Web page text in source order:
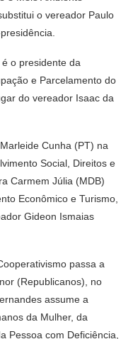
o vereador Paulo
o presidente da
e Parcelamento do
do vereador Isaac da
Cunha (PT) na
Social, Direitos e
Carmem Júlia (MDB)
Econômico e Turismo,
Gideon Ismaias
passa a
(Republicanos), no
assume a
da Mulher, da
Pessoa com Deficiência,